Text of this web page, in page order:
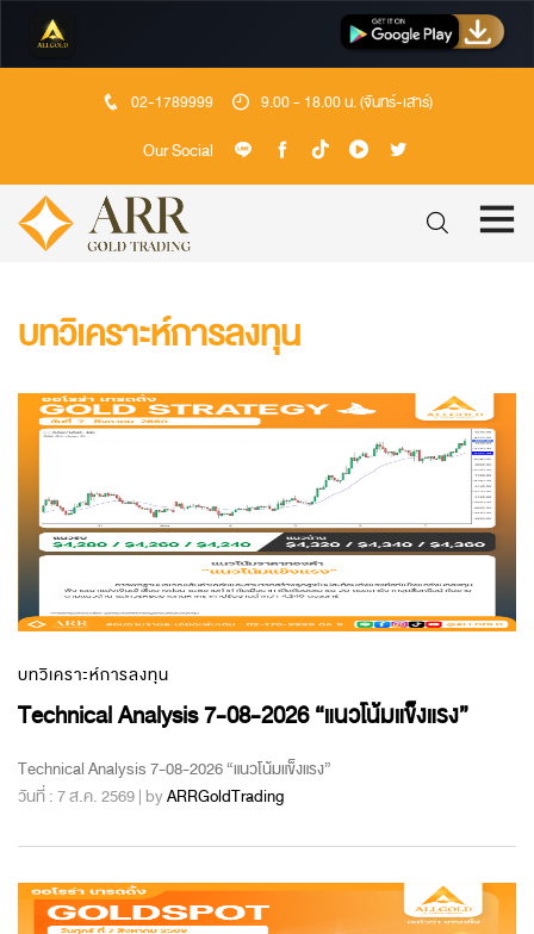
02-1789999 9.00 - 18.00 น. (จันทร์-เสาร์)
Our Social
บทวิเคราะห์การลงทุน
บทวิเคราะห์การลงทุน
Technical Analysis 7-08-2026 “แนวโน้มแข็งแรง”
Technical Analysis 7-08-2026 “แนวโน้มแข็งแรง”
วันที่ : 7 ส.ค. 2569 | byARRGoldTrading